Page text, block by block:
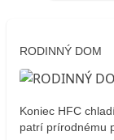
RODINNÝ DOM
Koniec HFC
patrí prírodnému